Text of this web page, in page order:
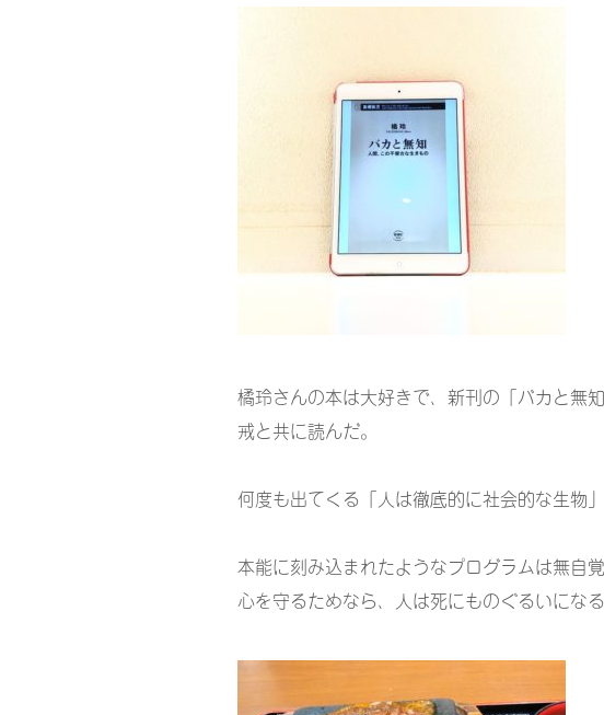
橘玲さんの本は大好きで、新刊の「バカと無
戒と共に読んだ。
何度も出てくる「人は徹底的に社会的な生物
本能に刻み込まれたようなプログラムは無自
心を守るためなら、人は死にものぐるいになる